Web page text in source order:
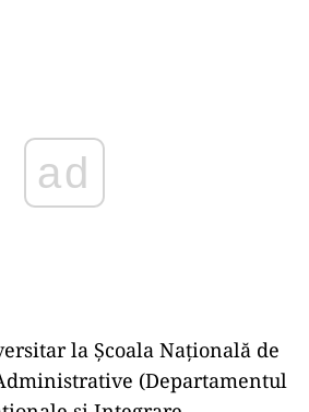
la Școala Națională de
(Departamentul